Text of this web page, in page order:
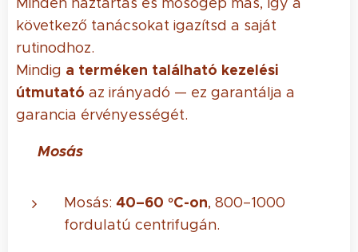
következő tanácsokat igazítsd a saját
rutinodhoz.
Mindig a terméken található kezelési
útmutató az irányadó — ez garantálja a
garancia érvényességét.
💧 Mosás
Mosás: 40–60 °C-on, 800–1000
fordulatú centrifugán.